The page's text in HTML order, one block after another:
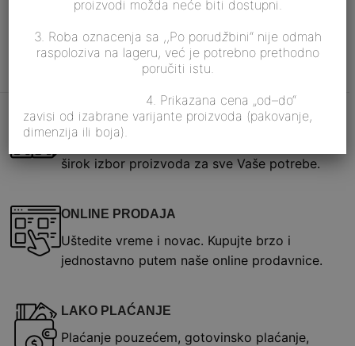
ŠIROK ASORTIMAN
Na jednom mestu možete da pronađete
širok izbor proizvoda za sve Vaše potrebe.
ONLINE PRODAJA
Uštedite vreme i novac. Kupujte brzo i
jednostavno putem naše online prodavnice.
LAKO PLAĆANJE
Plaćanje pouzećem, gotovinsko plaćanje,
proizvodi možda neće biti dostupni.
3. Roba oznacenja sa ,,Po porudžbini“ nije odmah
raspoloziva na lageru, već je potrebno prethodno
poručiti istu.
4. Prikazana cena „od–do“
zavisi od izabrane varijante proizvoda (pakovanje,
dimenzija ili boja).